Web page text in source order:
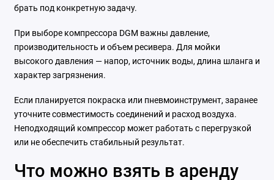
брать под конкретную задачу.
При выборе компрессора DGM важны давление,
производительность и объем ресивера. Для мойки
высокого давления — напор, источник воды, длина шланга и
характер загрязнения.
Если планируется покраска или пневмоинструмент, заранее
уточните совместимость соединений и расход воздуха.
Неподходящий компрессор может работать с перегрузкой
или не обеспечить стабильный результат.
Что можно взять в аренду